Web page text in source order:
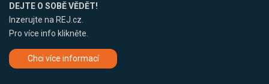
DEJTE O SOBĚ VĚDĚT!
Inzerujte na REJ.cz.
Pro více info klikněte.
Chci více informací